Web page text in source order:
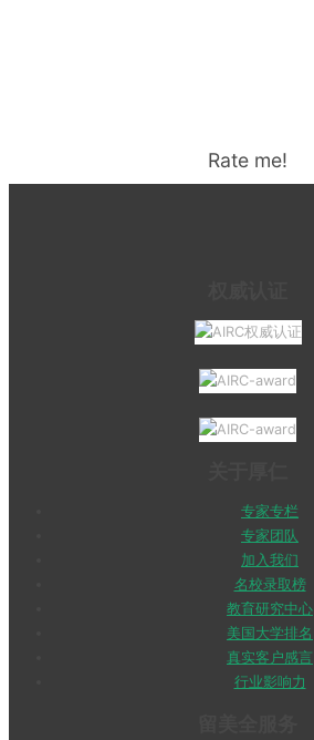
Rate me!
专家专栏
专家团队
加入我们
名校录取榜
教育研究中心
美国大学排名
真实客户感言
行业影响力